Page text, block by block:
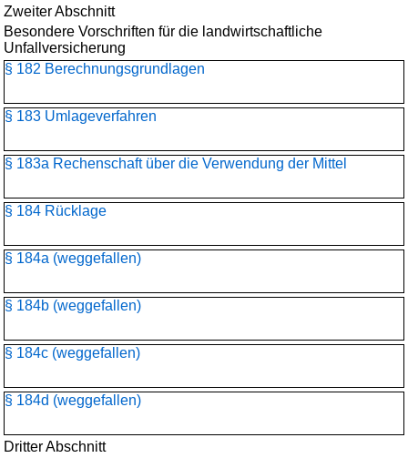
Zweiter Abschnitt
Besondere Vorschriften für die landwirtschaftliche
Unfallversicherung
§ 182 Berechnungsgrundlagen
§ 183 Umlageverfahren
§ 183a Rechenschaft über die Verwendung der Mittel
§ 184 Rücklage
§ 184a (weggefallen)
§ 184b (weggefallen)
§ 184c (weggefallen)
§ 184d (weggefallen)
Dritter Abschnitt